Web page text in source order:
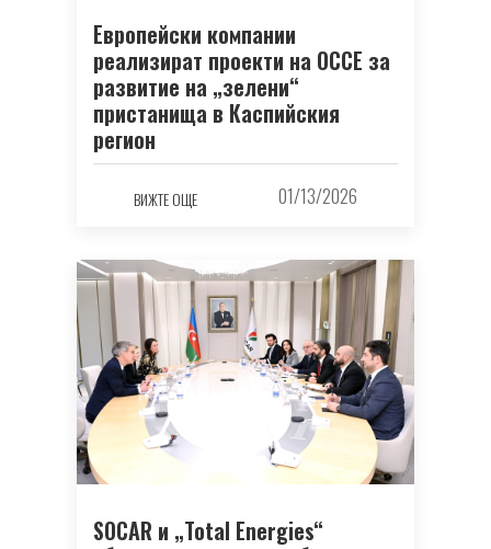
Европейски компании
реализират проекти на ОССЕ за
развитие на „зелени“
пристанища в Каспийския
регион
ВИЖТЕ ОЩЕ 01/13/2026
SOCAR и „Total Energies“